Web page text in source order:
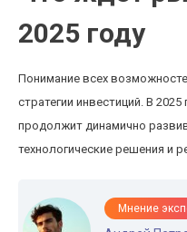
2025 году
Понимание всех
стратегии инвестиций. В 2025
продолжит динамично
технологические решения и
Мнение